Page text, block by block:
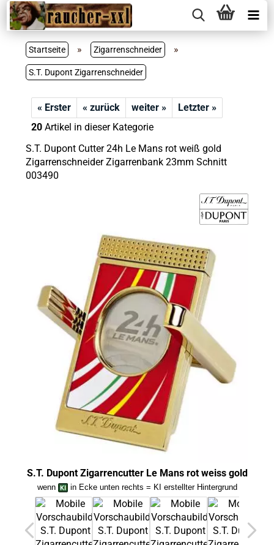
Startseite » Zigarrenschneider »
S.T. Dupont Zigarrenschneider
« Erster « zurück weiter »
Letzter »
20Artikel in dieser Kategorie
S.T. Dupont Cutter 24h Le Mans rot weiß gold
Zigarrenschneider Zigarrenbank 23mm Schnitt
003490
S.T. Dupont Zigarrencutter Le Mans rot weiss gold
wenn in Ecke unten rechts = KI erstellter Hintergrund